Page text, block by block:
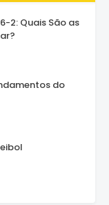
2: Quais São as
do